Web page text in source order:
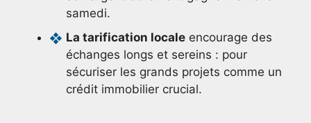
samedi.
La tarification locale encourage des
échanges longs et sereins : pour
sécuriser les grands projets comme un
crédit immobilier crucial.